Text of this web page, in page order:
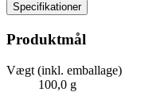
Specifikationer
Produktmål
Vægt (inkl. emballage)
100,0 g